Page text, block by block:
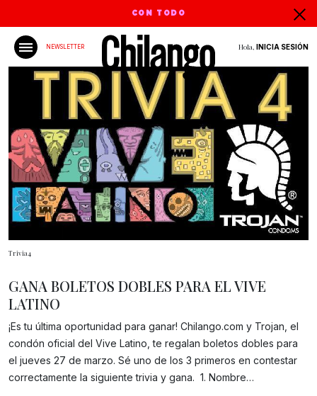
CON TODO
NEWSLETTER Hola, INICIA SESIÓN
Trivia4
Gracias!
GANA BOLETOS DOBLES PARA EL VIVE
LATINO
¡Es tu última oportunidad para ganar! Chilango.com y Trojan, el
condón oficial del Vive Latino, te regalan boletos dobles para
el jueves 27 de marzo. Sé uno de los 3 primeros en contestar
correctamente la siguiente trivia y gana. 1. Nombre…